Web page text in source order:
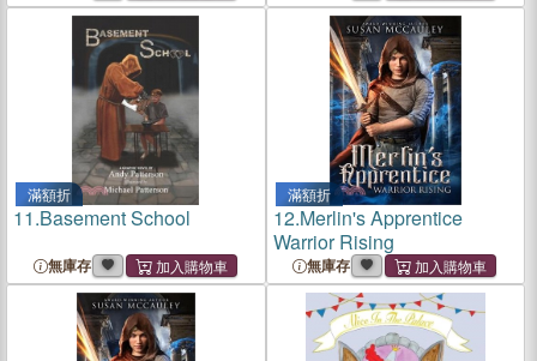
滿額折
11.Basement School
無庫存
滿額折
12.Merlin's Apprentice
Warrior Rising
無庫存